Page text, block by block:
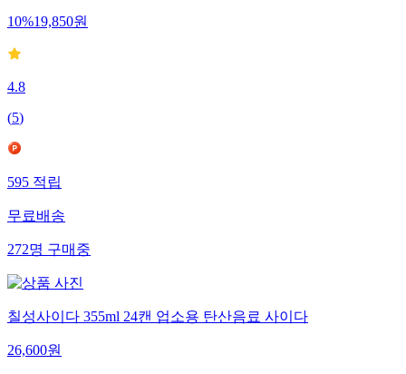
10%19,850원
4.8
(5)
595적립
무료배송
272명구매중
칠성사이다 355ml 24캔 업소용 탄산음료 사이다
26,600원